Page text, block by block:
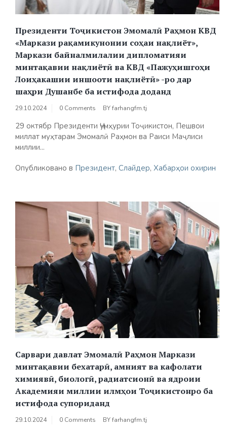
Президенти Тоҷикистон Эмомалӣ Раҳмон КВД
«Маркази рақамикунонии соҳаи нақлиёт»,
Маркази байналмилалии дипломатияи
минтақавии нақлиётӣ ва КВД «Пажуҳишгоҳи
Лоиҳакашии иншооти нақлиётӣ» -ро дар
шаҳри Душанбе ба истифода доданд
29.10.2024 0 Comments BYfarhangfm.tj
29 октябр Президенти Ҷумҳурии Тоҷикистон, Пешвои
миллат муҳтарам Эмомалӣ Раҳмон ва Раиси Маҷлиси
миллии...
Опубликовано в Президент, Слайдер, Хабарҳои охирин
Сарвари давлат Эмомалӣ Раҳмон Маркази
минтақавии бехатарӣ, амният ва кафолати
химиявӣ, биологӣ, радиатсионӣ ва ядроии
Академияи миллии илмҳои Тоҷикистонро ба
истифода супориданд
29.10.2024 0 Comments BYfarhangfm.tj